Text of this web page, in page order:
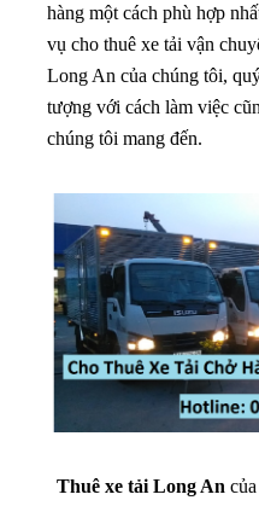
hàng một cách phù hợp
vụ cho thuê xe tải vận
Long An của chúng tôi,
tượng với cách làm việc
chúng tôi mang đến.
Thuê xe tải Long An